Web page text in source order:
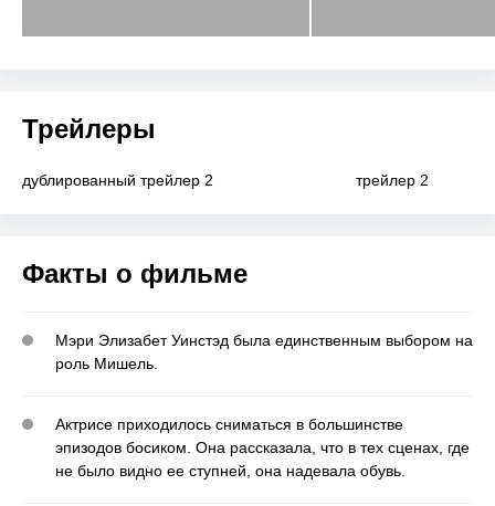
Трейлеры
дублированный трейлер 2 трейлер 2
Факты о фильме
Мэри Элизабет Уинстэд была единственным выбором на
роль Мишель.
Актрисе приходилось сниматься в большинстве
эпизодов босиком. Она рассказала, что в тех сценах, где
не было видно ее ступней, она надевала обувь.